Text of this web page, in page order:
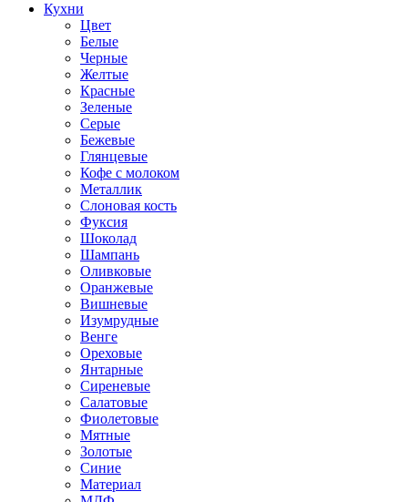
Кухни
Цвет
Белые
Черные
Желтые
Красные
Зеленые
Серые
Бежевые
Глянцевые
Кофе с молоком
Металлик
Слоновая кость
Фуксия
Шоколад
Шампань
Оливковые
Оранжевые
Вишневые
Изумрудные
Венге
Ореховые
Янтарные
Сиреневые
Салатовые
Фиолетовые
Мятные
Золотые
Синие
Материал